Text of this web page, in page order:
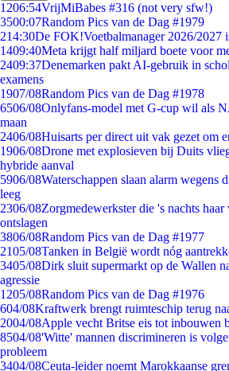
1206:54VrijMiBabes #316 (not very sfw!)
3500:07Random Pics van de Dag #1979
214:30De FOK!Voetbalmanager 2026/2027
1409:40Meta krijgt half miljard boete voor
2409:37Denemarken pakt AI-gebruik in
examens
1907/08Random Pics van de Dag #1978
6506/08Onlyfans-model met G-cup wil als
maan
2406/08Huisarts per direct uit vak gezet om
1906/08Drone met explosieven bij Duits
hybride aanval
5906/08Waterschappen slaan alarm wegens
leeg
2306/08Zorgmedewerkster die 's nachts
ontslagen
3806/08Random Pics van de Dag #1977
2105/08Tanken in België wordt nóg
3405/08Dirk sluit supermarkt op de Wallen
agressie
1205/08Random Pics van de Dag #1976
604/08Kraftwerk brengt ruimteschip terug
2004/08Apple vecht Britse eis tot inbouwen
8504/08'Witte' mannen discrimineren is
probleem
3404/08Ceuta-leider noemt Marokkaanse